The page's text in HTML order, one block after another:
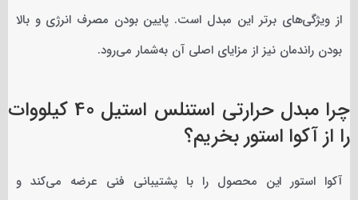
از ویژگی‌های برتر این مبدل است. پایین بودن مصرف انرژی و بالا
بودن راندمان نیز از مزایای اصلی آن به‌شمار می‌رود.
چرا مبدل حرارتی استنلس استیل 40 کیلووات
را از آکوا استور بخریم؟
آکوا استور این محصول را با پشتیبانی فنی عرضه می‌کند و